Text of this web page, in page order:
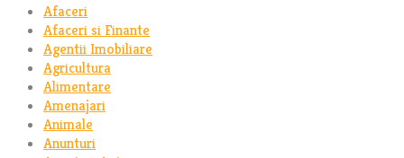
Afaceri
Afaceri si Finante
Agentii Imobiliare
Agricultura
Alimentare
Amenajari
Animale
Anunturi